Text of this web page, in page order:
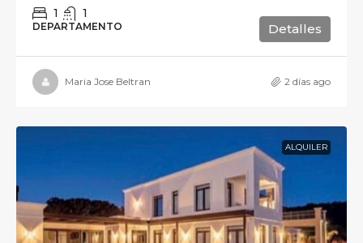
1 1
DEPARTAMENTO Detalles
Maria Jose Beltran 2 días ago
ALQUILER